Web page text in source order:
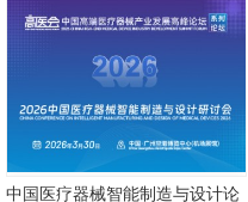
中国医疗器械智能制造与设计论